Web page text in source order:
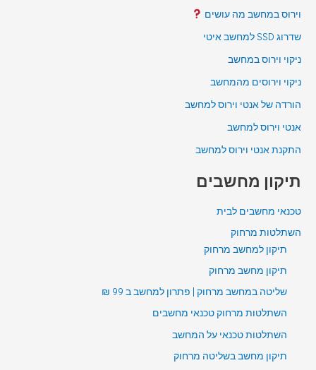
וירוס במחשב מה עושים
שדרוג SSD למחשב איטי
ניקוי וירוס במחשב
ניקוי וירוסים מהמחשב
הורדה של אנטי וירוס למחשב
אנטי וירוס למחשב
התקנת אנטי וירוס למחשב
תיקון מחשבים
טכנאי מחשבים לבית
השתלטות מרחוק
תיקון למחשב מרחוק
תיקון מחשב מרחוק
שליטה במחשב מרחוק | פתרון למחשב ב 99 ₪
השתלטות מרחוק טכנאי מחשבים
השתלטות טכנאי על המחשב
תיקון מחשב בשליטה מרחוק